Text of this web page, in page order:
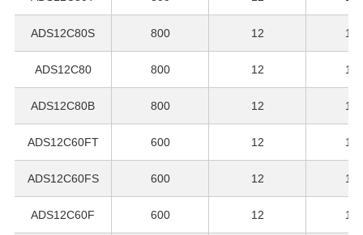
ADS12C80S 800 12
ADS12C80 800 12
ADS12C80B 800 12
ADS12C60FT 600 12
ADS12C60FS 600 12
ADS12C60F 600 12